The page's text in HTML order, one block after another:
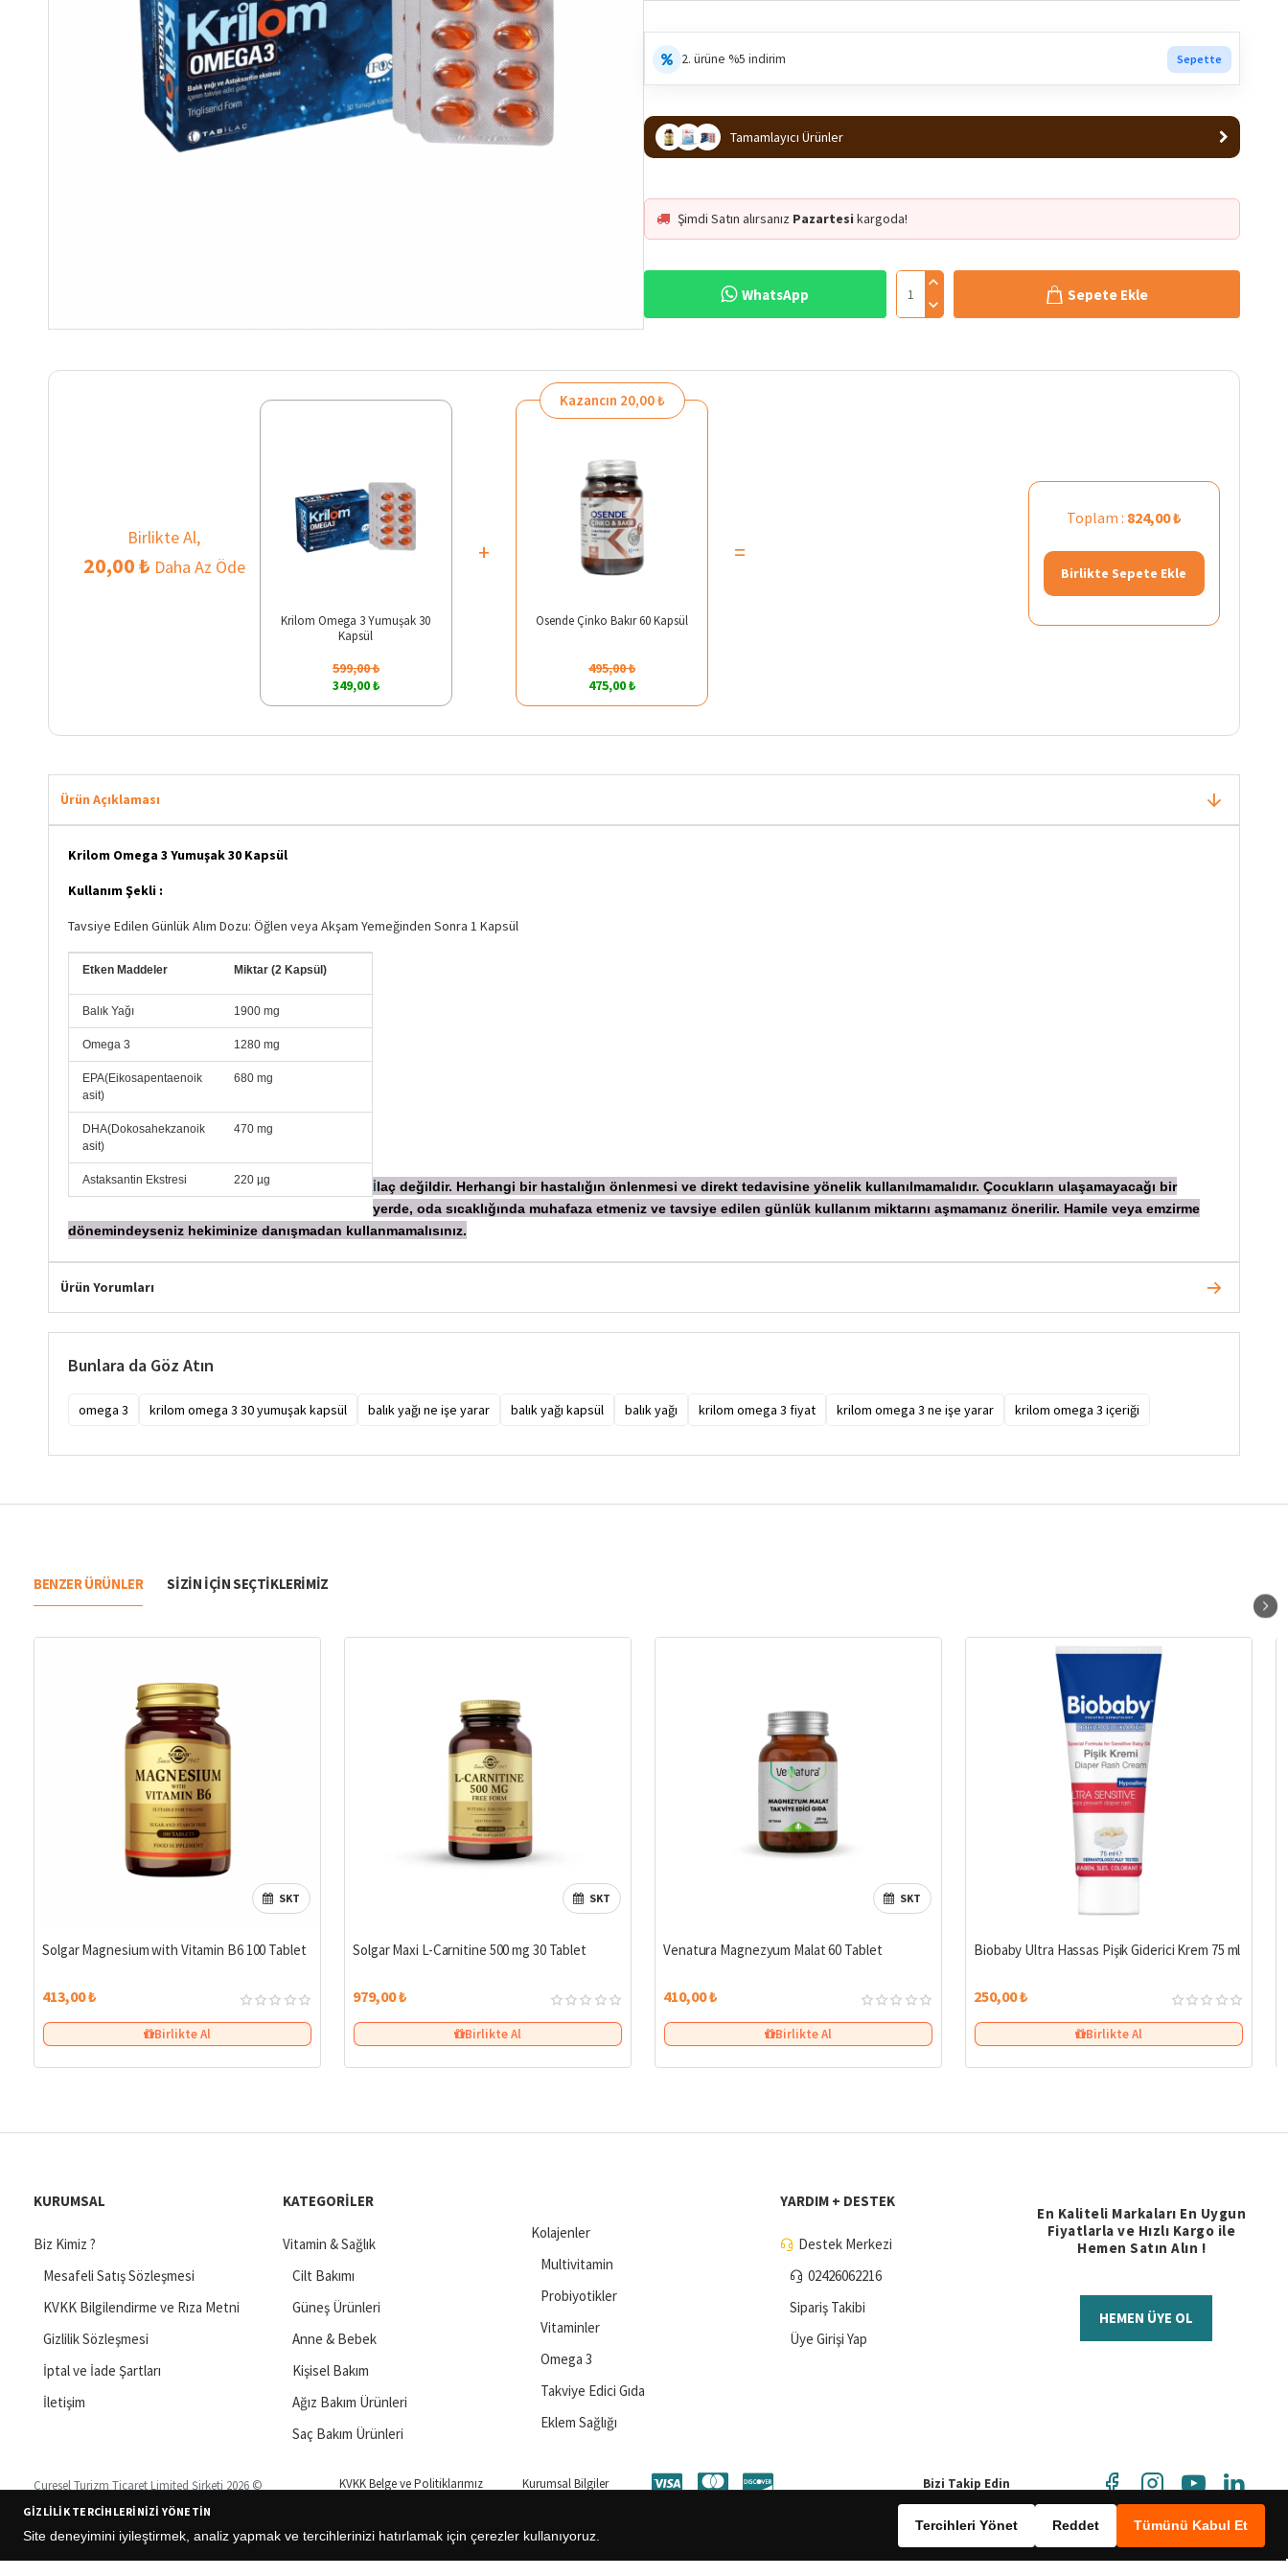
2. ürüne %5 indirim Sepette
Tamamlayıcı Ürünler
Şimdi Satın alırsanız Pazartesi kargoda!
WhatsApp Sepete Ekle
Birlikte Al,
20,00 ₺ Daha Az Öde
Krilom Omega 3 Yumuşak 30
Kapsül
599,00 ₺
349,00 ₺
+
Kazancın 20,00 ₺
Osende Çinko Bakır 60 Kapsül
495,00 ₺
475,00 ₺
=
Toplam : 824,00 ₺
Birlikte Sepete Ekle
Ürün Açıklaması
Krilom Omega 3 Yumuşak 30 Kapsül
Kullanım Şekli :
Tavsiye Edilen Günlük Alım Dozu: Öğlen veya Akşam Yemeğinden Sonra 1 Kapsül
Etken Maddeler Miktar (2 Kapsül)
Balık Yağı 1900 mg
Omega 3 1280 mg
EPA(Eikosapentaenoik
asit)
680 mg
DHA(Dokosahekzanoik
asit)
470 mg
Astaksantin Ekstresi 220 µg
İlaç değildir. Herhangi bir hastalığın önlenmesi ve direkt tedavisine yönelik kullanılmamalıdır. Çocukların ulaşamayacağı bir
yerde, oda sıcaklığında muhafaza etmeniz ve tavsiye edilen günlük kullanım miktarını aşmamanız önerilir. Hamile veya emzirme
dönemindeyseniz hekiminize danışmadan kullanmamalısınız.
Ürün Yorumları
Bunlara da Göz Atın
omega 3 krilom omega 3 30 yumuşak kapsül balık yağı ne işe yarar balık yağı kapsül balık yağı krilom omega 3 fiyat krilom omega 3 ne işe yarar krilom omega 3 içeriği
BENZER ÜRÜNLER SIZIN IÇIN SEÇTIKLERIMIZ
SKT
Solgar Magnesium with Vitamin B6 100 Tablet
413,00 ₺
Birlikte Al
SKT
Solgar Maxi L-Carnitine 500 mg 30 Tablet
979,00 ₺
Birlikte Al
SKT
Venatura Magnezyum Malat 60 Tablet
410,00 ₺
Birlikte Al
Biobaby Ultra Hassas Pişik Giderici Krem 75 ml
250,00 ₺
Birlikte Al
KURUMSAL
Biz Kimiz ?
Mesafeli Satış Sözleşmesi
KVKK Bilgilendirme ve Rıza Metni
Gizlilik Sözleşmesi
İptal ve İade Şartları
İletişim
KATEGORILER
Vitamin & Sağlık
Cilt Bakımı
Güneş Ürünleri
Anne & Bebek
Kişisel Bakım
Ağız Bakım Ürünleri
Saç Bakım Ürünleri
Kolajenler
Multivitamin
Probiyotikler
Vitaminler
Omega 3
Takviye Edici Gıda
Eklem Sağlığı
YARDIM + DESTEK
Destek Merkezi
02426062216
Sipariş Takibi
Üye Girişi Yap
En Kaliteli Markaları En Uygun
Fiyatlarla ve Hızlı Kargo ile
Hemen Satın Alın !
HEMEN ÜYE OL
Curesel Turizm Ticaret Limited Şirketi 2026 © KVKK Belge ve Politiklarımız Kurumsal Bilgiler Bizi Takip Edin
GIZLILIK TERCIHLERINIZI YÖNETIN
Site deneyimini iyileştirmek, analiz yapmak ve tercihlerinizi hatırlamak için çerezler kullanıyoruz.
Tercihleri Yönet Reddet Tümünü Kabul Et